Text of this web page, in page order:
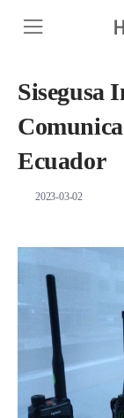
Sisegusa
Ecuador
2023-03-02